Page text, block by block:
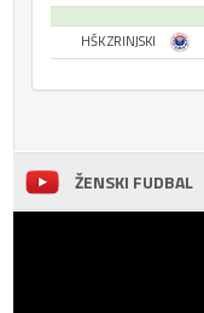
HŠK ZRINJSKI
ŽENSKI FUDBAL